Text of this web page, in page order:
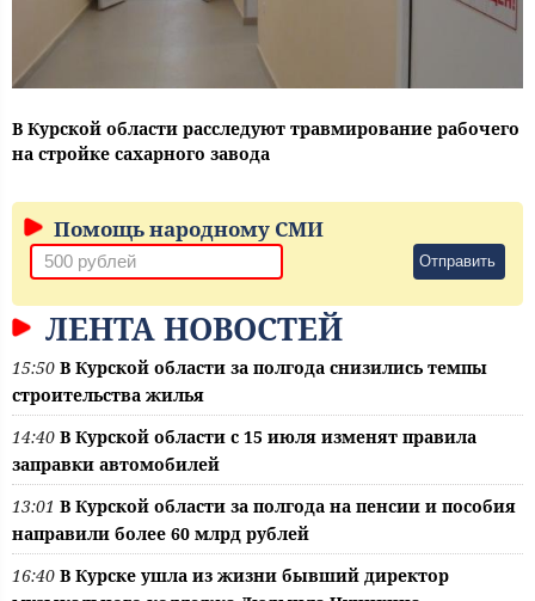
В Курской области расследуют травмирование рабочего
на стройке сахарного завода
Помощь народному СМИ
Отправить
ЛЕНТА НОВОСТЕЙ
15:50 В Курской области за полгода снизились темпы
строительства жилья
14:40 В Курской области с 15 июля изменят правила
заправки автомобилей
13:01 В Курской области за полгода на пенсии и пособия
направили более 60 млрд рублей
16:40 В Курске ушла из жизни бывший директор